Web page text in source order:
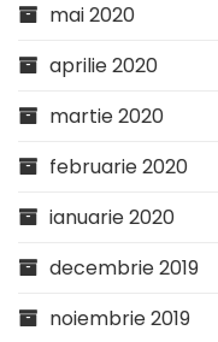
mai 2020
aprilie 2020
martie 2020
februarie 2020
ianuarie 2020
decembrie 2019
noiembrie 2019